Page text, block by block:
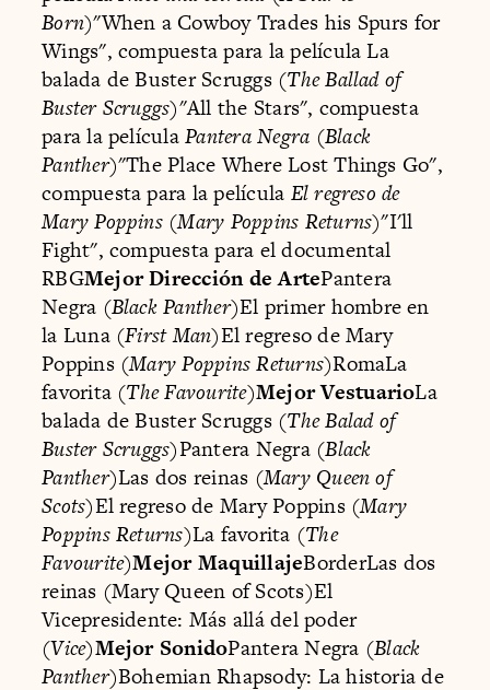
Born)"When a Cowboy Trades his Spurs for
Wings", compuesta para la película La
balada de Buster Scruggs (The Ballad of
Buster Scruggs)"All the Stars", compuesta
para la películaPantera Negra (Black
Panther)"The Place Where Lost Things Go",
compuesta para la película El regreso de
Mary Poppins(Mary Poppins Returns)"I'll
Fight", compuesta para el documental
RBGMejor Dirección de ArtePantera
Negra (Black Panther)El primer hombre en
la Luna (First Man)El regreso de Mary
Poppins (Mary Poppins Returns)RomaLa
favorita (The Favourite)Mejor VestuarioLa
balada de Buster Scruggs (The Balad of
Buster Scruggs)Pantera Negra (Black
Panther)Las dos reinas (Mary Queen of
Scots)El regreso de Mary Poppins (Mary
Poppins Returns)La favorita (The
Favourite)Mejor MaquillajeBorderLas dos
reinas (Mary Queen of Scots)El
Vicepresidente: Más allá del poder
(Vice)Mejor SonidoPantera Negra (Black
Panther)Bohemian Rhapsody: La historia de